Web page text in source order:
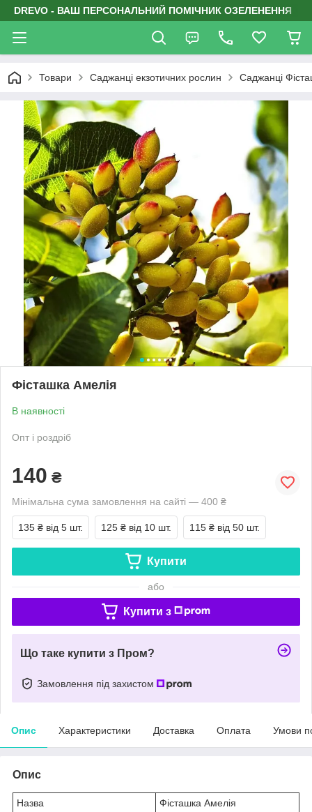
DREVO - ВАШ ПЕРСОНАЛЬНИЙ ПОМІЧНИК ОЗЕЛЕНЕННЯ
Товари Саджанці екзотичних рослин Саджанці
Фісташка Амелія
В наявності
Опт і роздріб
140 ₴
Мінімальна сума замовлення на сайті — 400 ₴
135 ₴ від 5 шт. 125 ₴ від 10 шт. 115 ₴ від 50 шт.
Купити
або
Купити з
Що таке купити з Пром?
Замовлення під захистом
Опис Характеристики Доставка Оплата Умови
Опис
Назва
Фісташка Амелія